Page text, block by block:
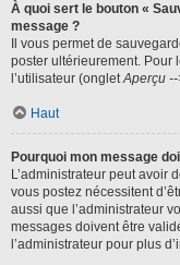
À quoi sert le bouton «
message ?
Il vous permet de
poster ultérieurement. Pour
l’utilisateur (ongletAperçu
Haut
Pourquoi mon message
L’administrateur peut avoir
vous postez nécessitent
aussi que l’administrateur
messages doivent être
l’administrateur pour plus